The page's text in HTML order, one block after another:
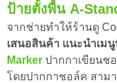
ป้ายตั้งพื้น A-
จากช่ายทำให้ร้านดู
เสนอสินค้า แนะนำเม
Marker ปากกาเขียนช
โดยปากกาชอล์ค สาม